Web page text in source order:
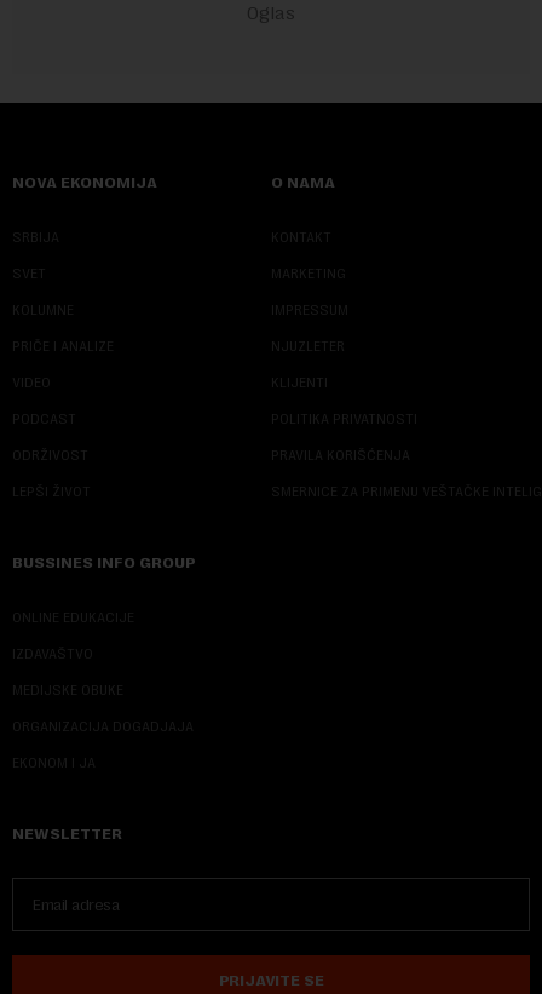
NOVA EKONOMIJA
SRBIJA
SVET
KOLUMNE
PRIČE I ANALIZE
VIDEO
PODCAST
ODRŽIVOST
LEPŠI ŽIVOT
O NAMA
KONTAKT
MARKETING
IMPRESSUM
NJUZLETER
KLIJENTI
POLITIKA PRIVATNOSTI
PRAVILA KORIŠĆENJA
SMERNICE ZA PRIMENU VEŠTAČKE
BUSSINES INFO GROUP
ONLINE EDUKACIJE
IZDAVAŠTVO
MEDIJSKE OBUKE
ORGANIZACIJA DOGADJAJA
EKONOM I JA
NEWSLETTER
PRIJAVITE SE